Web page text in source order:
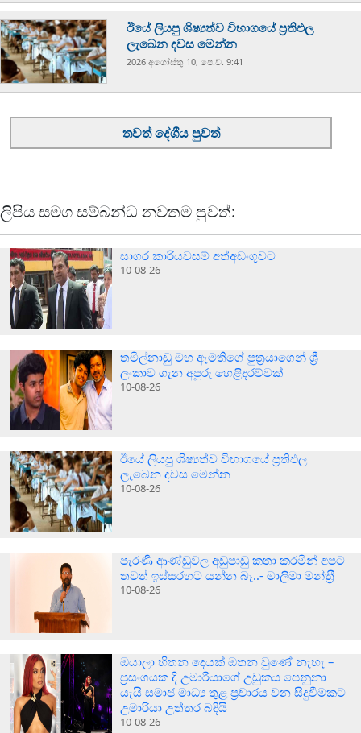
ඊයේ ලියපු ශිෂ්‍යත්ව විභාගයේ ප්‍රතිඵල
ලැබෙන දවස මෙන්න
2026 අගෝස්‍තු 10, පෙ.ව. 9:41
තවත් දේශීය පුවත්
ලිපිය සමග සම්බන්ධ නවතම පුවත්:
සාගර කාරියවසම් අත්අඩංගුවට
10-08-26
තමිල්නාඩු මහ ඇමතිගේ පුත්‍රයාගෙන් ශ්‍රී
ලංකාව ගැන අපූරු හෙළිදරව්වක්
10-08-26
ඊයේ ලියපු ශිෂ්‍යත්ව විභාගයේ ප්‍රතිඵල
ලැබෙන දවස මෙන්න
10-08-26
පැරණි ආණ්ඩුවල අඩුපාඩු කතා කරමින් අපට
තවත් ඉස්සරහට යන්න බෑ..- මාලිමා මන්ත‍්‍රී
10-08-26
ඔයාලා හිතන දෙයක් ඔතන වුණේ නැහැ –
ප්‍රසංගයක දි උමාරියාගේ උඩුකය පෙනුනා
යැයි සමාජ මාධ්‍ය තුළ ප්‍රචාරය වන සිදුවීමකට
උමාරියා උත්තර බඳියි
10-08-26